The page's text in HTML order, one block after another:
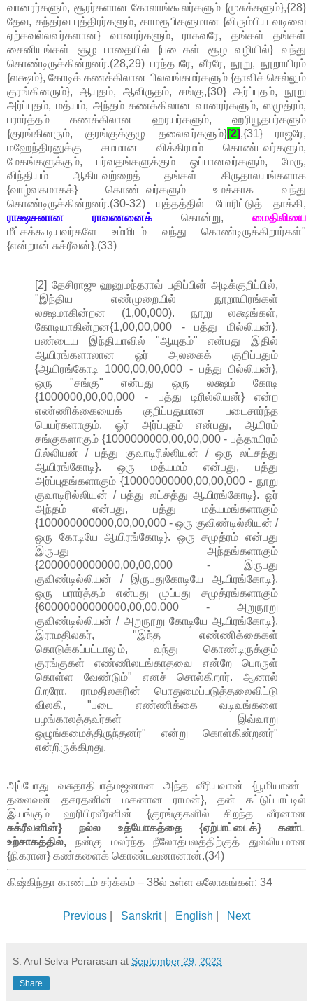
வானரர்களும், சூரர்களான கோலாங்கூலர்களும் {முசுக்களும்},{28}
தேவ, கந்தர்வ புத்திரர்களும், காமரூபிகளுமான {விரும்பிய வடிவை
ஏற்கவல்லவர்களான} வானரர்களும், ராகவரே, தங்கள் தங்கள்
சைனியங்கள் சூழ பாதையில் {படைகள் சூழ வழியில்} வந்து
கொண்டிருக்கின்றனர்.(28,29) பரந்தபரே, வீரரே, நூறு, நூறாயிரம்
{லக்ஷம்}, கோடிக் கணக்கிலான பிலவங்கமர்களும் {தாவிச் செல்லும்
குரங்கினரும்}, ஆயுதம், ஆவிருதம், சங்கு,{30} அர்ப்புதம், நூறு
அர்ப்புதம், மத்யம், அந்தம் கணக்கிலான வானரர்களும், ஸமுத்ரம்,
பரார்த்தம் கணக்கிலான ஹரயர்களும், ஹரியூதபர்களும்
{குரங்கினரும், குரங்குக்குழு தலைவர்களும்}[2],{31} ராஜரே,
மஹேந்திரனுக்கு சமமான விக்கிரமம் கொண்டவர்களும்,
மேகங்களுக்கும், பர்வதங்களுக்கும் ஒப்பானவர்களும், மேரு,
விந்தியம் ஆகியவற்றைத் தங்கள் கிருதாலயங்களாக
{வாழ்வகமாகக்} கொண்டவர்களும் உமக்காக வந்து
கொண்டிருக்கின்றனர்.(30-32) யுத்தத்தில் போரிட்டுத் தாக்கி,
ராக்ஷசனான ராவணனைக் கொன்று, மைதிலியை
மீட்கக்கூடியவர்களே உம்மிடம் வந்து கொண்டிருக்கிறார்கள்"
{என்றான் சுக்ரீவன்}.(33)
[2] தேசிராஜு ஹனுமந்தராவ் பதிப்பின் அடிக்குறிப்பில்,
"இந்திய எண்முறையில் நூறாயிரங்கள்
லக்ஷமாகின்றன (1,00,000). நூறு லக்ஷங்கள்,
கோடியாகின்றன{1,00,00,000 - பத்து மில்லியன்}.
பண்டைய இந்தியாவில் "ஆயுதம்" என்பது இதில்
ஆயிரங்களாலான ஓர் அலகைக் குறிப்பதும்
{ஆயிரங்கோடி 1000,00,00,000 - பத்து பில்லியன்},
ஒரு "சங்கு" என்பது ஒரு லக்ஷம் கோடி
{1000000,00,00,000 - பத்து டிரில்லியன்} என்ற
எண்ணிக்கையைக் குறிப்பதுமான படைசார்ந்த
பெயர்களாகும். ஓர் அர்ப்புதம் என்பது, ஆயிரம்
சங்குகளாகும் {1000000000,00,00,000 - பத்தாயிரம்
பில்லியன் / பத்து குவாடிரில்லியன் / ஒரு லட்சத்து
ஆயிரங்கோடி}. ஒரு மத்யமம் என்பது, பத்து
அர்ப்புதங்களாகும் {10000000000,00,00,000 - நூறு
குவாடிரில்லியன் / பத்து லட்சத்து ஆயிரங்கோடி}. ஓர்
அந்தம் என்பது, பத்து மத்யமங்களாகும்
{100000000000,00,00,000 - ஒரு குவிண்டில்லியன் /
ஒரு கோடியே ஆயிரங்கோடி}. ஒரு சமுத்ரம் என்பது
இருபது அந்தங்களாகும்
{2000000000000,00,00,000 - இருபது
குவிண்டில்லியன் / இருபதுகோடியே ஆயிரங்கோடி}.
ஒரு பரார்த்தம் என்பது முப்பது சமுத்ரங்களாகும்
{60000000000000,00,00,000 - அறுநூறு
குவிண்டில்லியன் / அறுநூறு கோடியே ஆயிரங்கோடி}.
இராமதிலகர், "இந்த எண்ணிக்கைகள்
கொடுக்கப்பட்டாலும், வந்து கொண்டிருக்கும்
குரங்குகள் எண்ணிலடங்காதவை என்றே பொருள்
கொள்ள வேண்டும்" எனச் சொல்கிறார். ஆனால்
பிறரோ, ராமதிலகரின் பொதுமைப்படுத்தலைவிட்டு
விலகி, "படை எண்ணிக்கை வடிவங்களை
பழங்காலத்தவர்கள் இவ்வாறு
ஒழுங்கமைத்திருந்தனர்" என்று கொள்கின்றனர்"
என்றிருக்கிறது.
அப்போது வசுதாதிபாத்மஜனான அந்த வீரியவான் {பூமியாண்ட
தலைவன் தசரதனின் மகனான ராமன்}, தன் கட்டுப்பாட்டில்
இயங்கும் ஹரிபிரவீரனின் {குரங்குகளில் சிறந்த வீரனான
சுக்ரீவனின்} நல்ல உத்யோகத்தை {ஏற்பாட்டைக்} கண்ட
உற்சாகத்தில், நன்கு மலர்ந்த நீலோத்பலத்திற்குத் துல்லியமான
{நிகரான} கண்களைக் கொண்டவனானான்.(34)
கிஷ்கிந்தா காண்டம் சர்க்கம் – 38ல் உள்ள சுலோகங்கள்: 34
Previous Sanskrit| English Next
S. Arul Selva Perarasan at September 29, 2023
Share